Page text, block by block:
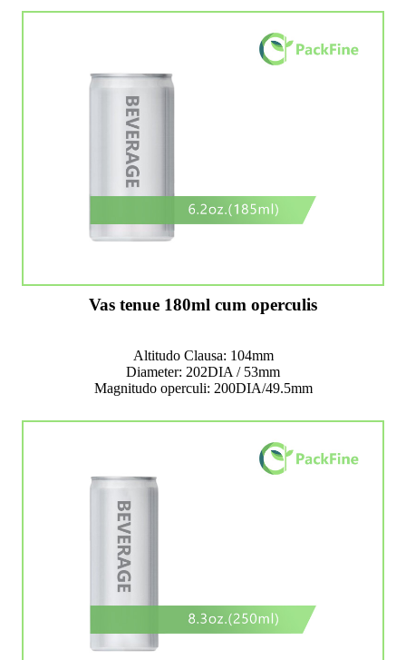
Vas tenue 180ml cum operculis
Altitudo Clausa: 104mm
Diameter: 202DIA / 53mm
Magnitudo operculi: 200DIA/49.5mm